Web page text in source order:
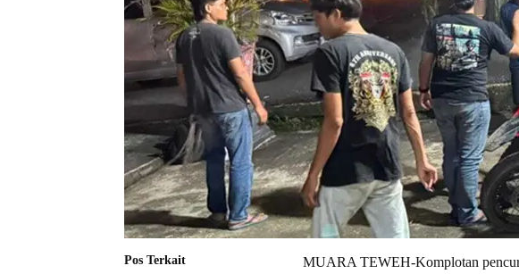
MUARA TEWEH-Komplotan
Pos Terkait